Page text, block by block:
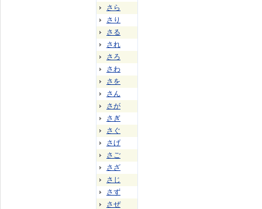
さら
さり
さる
され
さろ
さわ
さを
さん
さが
さぎ
さぐ
さげ
さご
さざ
さじ
さず
さぜ